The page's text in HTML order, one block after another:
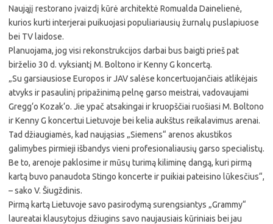
Naująjį restorano įvaizdį kūrė architektė Romualda Dainelienė,
kurios kurti interjerai puikuojasi populiariausių žurnalų puslapiuose
bei TV laidose.
Planuojama, jog visi rekonstrukcijos darbai bus baigti prieš pat
birželio 30 d. vyksiantį M. Boltono ir Kenny G koncertą.
„Su garsiausiose Europos ir JAV salėse koncertuojančiais atlikėjais
atvyks ir pasaulinį pripažinimą pelnę garso meistrai, vadovaujami
Gregg‘o Kozak‘o. Jie ypač atsakingai ir kruopščiai ruošiasi M. Boltono
ir Kenny G koncertui Lietuvoje bei kelia aukštus reikalavimus arenai.
Tad džiaugiamės, kad naująsias „Siemens“ arenos akustikos
galimybes pirmieji išbandys vieni profesionaliausių garso specialistų.
Be to, arenoje paklosime ir mūsų turimą kiliminę dangą, kuri pirmą
kartą buvo panaudota Stingo koncerte ir puikiai pateisino lūkesčius“,
– sako V. Šiugždinis.
Pirmą kartą Lietuvoje savo pasirodymą surengsiantys „Grammy“
laureatai klausytojus džiugins savo naujausiais kūriniais bei jau